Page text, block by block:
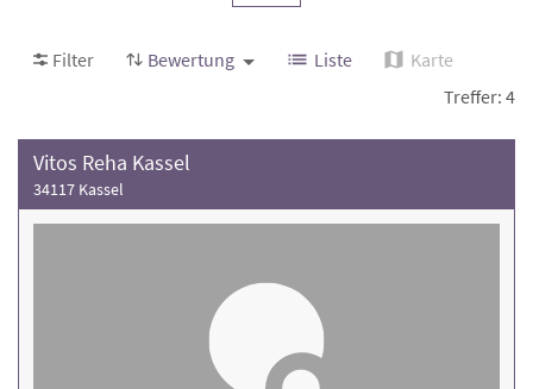
Patientenzimmern, dem Behandlungsangebot und der
Rehakliniken, die Ihnen bei Ihrer Genesung fachkundig und
kompetent zur Seite steht. Nehmen Sie direkt Kontakt mit den
Filter Bewertung Liste
Karte
Treffer: 4
Vitos Reha Kassel
34117 Kassel